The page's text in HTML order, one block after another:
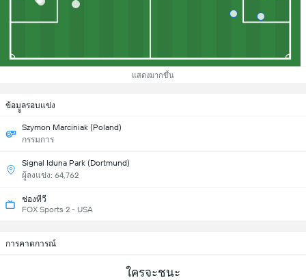
แสดงมากขึ้น
ข้อมููลรอบแข่ง
Szymon Marciniak (Poland)
กรรมการ
Signal Iduna Park (Dortmund)
ผู้ลงแข่ง: 64,762
ช่องทีวี
FOX Sports 2 - USA
การคาดการณ์
ใครจะชนะ